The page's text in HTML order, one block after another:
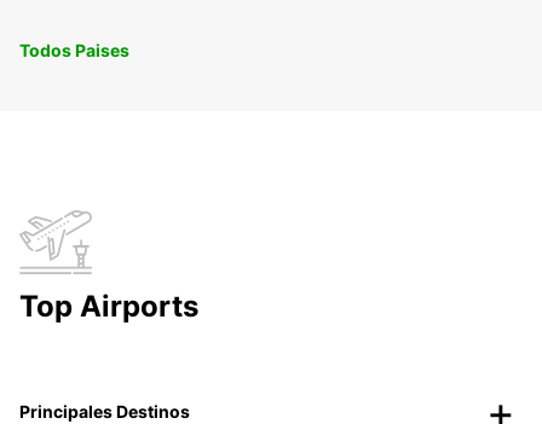
Todos Paises
Top Airports
Principales Destinos